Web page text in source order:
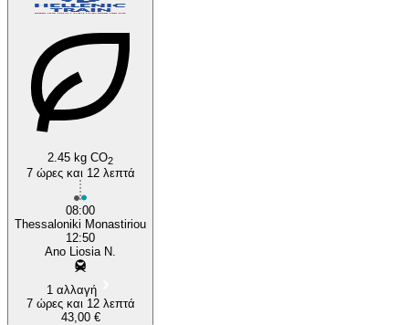
2.45 kg CO2
7 ώρες και 12 λεπτά
08:00
Thessaloniki Monastiriou
12:50
Ano Liosia N.
1 αλλαγή
7 ώρες και 12 λεπτά
43,00 €